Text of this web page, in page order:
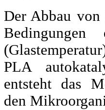
Der Abbau
PLA
entsteht das
den